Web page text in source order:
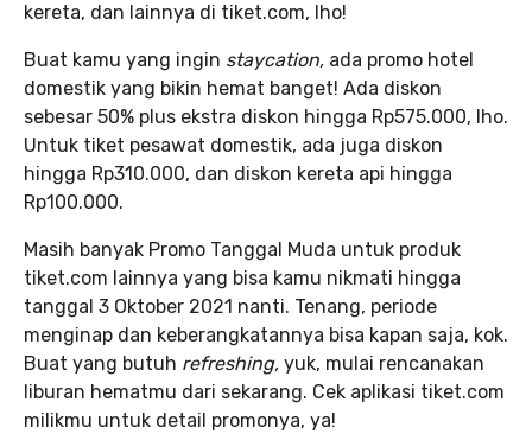
kereta, dan lainnya di tiket.com, lho!
Buat kamu yang ingin staycation, ada promo hotel
domestik yang bikin hemat banget! Ada diskon
sebesar 50% plus ekstra diskon hingga Rp575.000, lho.
Untuk tiket pesawat domestik, ada juga diskon
hingga Rp310.000, dan diskon kereta api hingga
Rp100.000.
Masih banyak Promo Tanggal Muda untuk produk
tiket.com lainnya yang bisa kamu nikmati hingga
tanggal 3 Oktober 2021 nanti. Tenang, periode
menginap dan keberangkatannya bisa kapan saja, kok.
Buat yang butuh refreshing, yuk, mulai rencanakan
liburan hematmu dari sekarang. Cek aplikasi tiket.com
milikmu untuk detail promonya, ya!